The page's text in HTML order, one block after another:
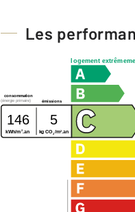
Les
logement
consommation
émissions
(énergie primaire)
146 5
kWh/m 2 .an kg CO2/m2 .an